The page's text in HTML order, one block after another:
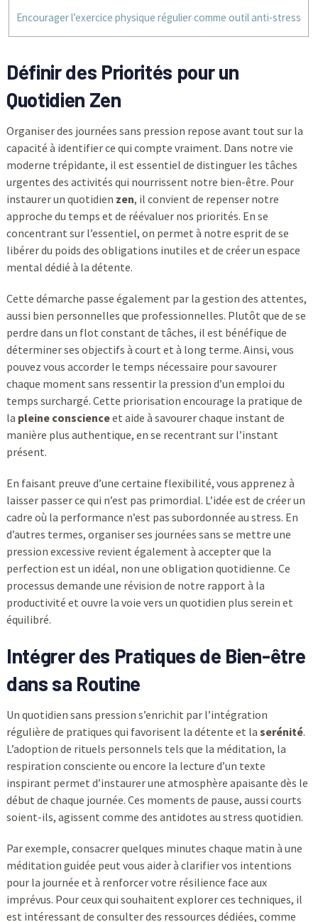
Encourager l’exercice physique régulier comme outil anti-stress
Définir des Priorités pour un
Quotidien Zen
Organiser des journées sans pression repose avant tout sur la
capacité à identifier ce qui compte vraiment. Dans notre vie
moderne trépidante, il est essentiel de distinguer les tâches
urgentes des activités qui nourrissent notre bien-être. Pour
instaurer un quotidien zen, il convient de repenser notre
approche du temps et de réévaluer nos priorités. En se
concentrant sur l’essentiel, on permet à notre esprit de se
libérer du poids des obligations inutiles et de créer un espace
mental dédié à la détente.
Cette démarche passe également par la gestion des attentes,
aussi bien personnelles que professionnelles. Plutôt que de se
perdre dans un flot constant de tâches, il est bénéfique de
déterminer ses objectifs à court et à long terme. Ainsi, vous
pouvez vous accorder le temps nécessaire pour savourer
chaque moment sans ressentir la pression d’un emploi du
temps surchargé. Cette priorisation encourage la pratique de
la pleine conscienceet aide à savourer chaque instant de
manière plus authentique, en se recentrant sur l’instant
présent.
En faisant preuve d’une certaine flexibilité, vous apprenez à
laisser passer ce qui n’est pas primordial. L’idée est de créer un
cadre où la performance n’est pas subordonnée au stress. En
d’autres termes, organiser ses journées sans se mettre une
pression excessive revient également à accepter que la
perfection est un idéal, non une obligation quotidienne. Ce
processus demande une révision de notre rapport à la
productivité et ouvre la voie vers un quotidien plus serein et
équilibré.
Intégrer des Pratiques de Bien-être
dans sa Routine
Un quotidien sans pression s’enrichit par l’intégration
régulière de pratiques qui favorisent la détente et la serénité.
L’adoption de rituels personnels tels que la méditation, la
respiration consciente ou encore la lecture d’un texte
inspirant permet d’instaurer une atmosphère apaisante dès le
début de chaque journée. Ces moments de pause, aussi courts
soient-ils, agissent comme des antidotes au stress quotidien.
Par exemple, consacrer quelques minutes chaque matin à une
méditation guidée peut vous aider à clarifier vos intentions
pour la journée et à renforcer votre résilience face aux
imprévus. Pour ceux qui souhaitent explorer ces techniques, il
est intéressant de consulter des ressources dédiées, comme